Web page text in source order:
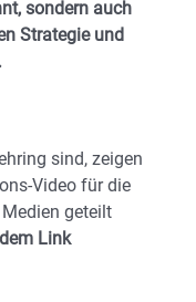
sondern auch
Strategie und
sind, zeigen
Video für die
geteilt
Link